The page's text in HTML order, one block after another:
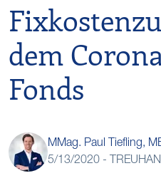
dem
Fonds
MMag. Paul Tiefling,
5/13/2020 -